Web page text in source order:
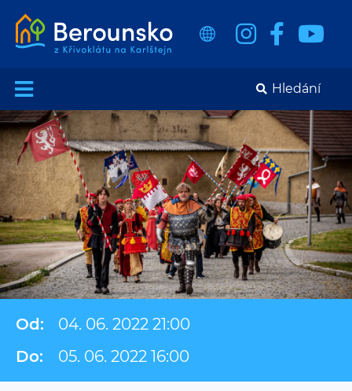
Od:
04. 06. 2022 21:00
Do:
05. 06. 2022 16:00